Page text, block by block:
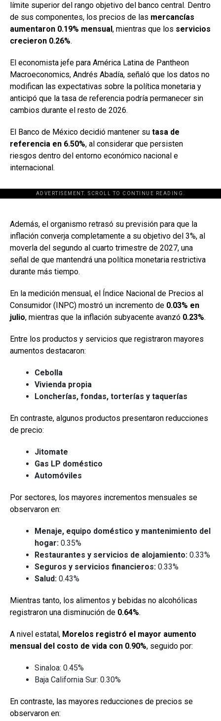
límite superior del rango objetivo del banco central. Dentro
de sus componentes, los precios de las mercancías
aumentaron 0.19% mensual, mientras que los servicios
crecieron 0.26%.
El economista jefe para América Latina de Pantheon
Macroeconomics, Andrés Abadía, señaló que los datos no
modifican las expectativas sobre la política monetaria y
anticipó que la tasa de referencia podría permanecer sin
cambios durante el resto de 2026.
El Banco de México decidió mantener su tasa de
referencia en 6.50%, al considerar que persisten
riesgos dentro del entorno económico nacional e
internacional.
ADVERTISEMENT. SCROLL TO CONTINUE READING.
[adsforwp id="243463"]
Además, el organismo retrasó su previsión para que la
inflación converja completamente a su objetivo del 3%, al
moverla del segundo al cuarto trimestre de 2027, una
señal de que mantendrá una política monetaria restrictiva
durante más tiempo.
En la medición mensual, el Índice Nacional de Precios al
Consumidor (INPC) mostró un incremento de 0.03% en
julio, mientras que la inflación subyacente avanzó 0.23%.
Entre los productos y servicios que registraron mayores
aumentos destacaron:
Cebolla
Vivienda propia
Loncherías, fondas, torterías y taquerías
En contraste, algunos productos presentaron reducciones
de precio:
Jitomate
Gas LP doméstico
Automóviles
Por sectores, los mayores incrementos mensuales se
observaron en:
Menaje, equipo doméstico y mantenimiento del
hogar: 0.35%
Restaurantes y servicios de alojamiento: 0.33%
Seguros y servicios financieros: 0.33%
Salud: 0.43%
Mientras tanto, los alimentos y bebidas no alcohólicas
registraron una disminución de 0.64%.
A nivel estatal, Morelos registró el mayor aumento
mensual del costo de vida con 0.90%, seguido por:
Sinaloa: 0.45%
Baja California Sur: 0.30%
En contraste, las mayores reducciones de precios se
observaron en: